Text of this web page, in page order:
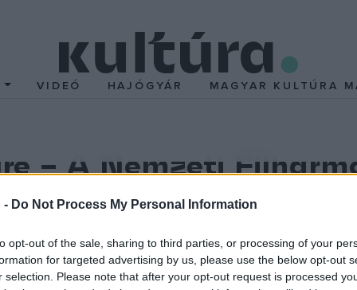
- Do Not Process My Personal Information
opt-out of the sale, sharing to third parties, or processing of your
for targeted advertising by us, please use the below opt-out
selection. Please note that after your opt-out request is processed
VIDEÓ HAJÓGYÁR MAGYAR KULTÚRA
– A Nemzeti
hív a Nemzeti Filharmonikus Zenekar estje a Pesti
tágított pillanatában merül mélyre, Glazunov
pedig maga a fény, az ünnepi ujjongás. Az Amerikában